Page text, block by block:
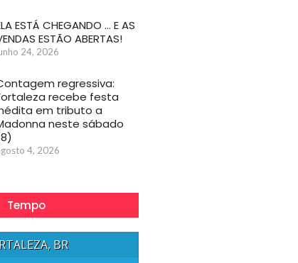
ESTÁ CHEGANDO … E AS
ESTÃO ABERTAS!
24, 2026
regressiva:
recebe festa
em tributo a
neste sábado
4, 2026
Tempo
BR